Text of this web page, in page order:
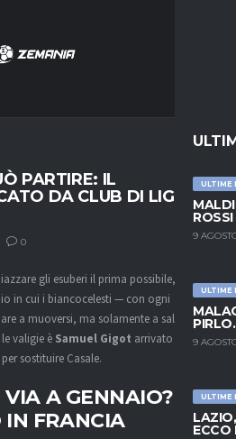
ULTIME
9
ULTIME
9
ULTIME
ECCO
PARTIRE: IL
DA CLUB DI LIGUE
0
gli esuberi il prima possibile, in
in cui i biancocelesti — con ogni
a muoversi, ma solamente a saldo
valigie è Samuel Gigot arrivato
sostituire Casale.
VIA A GENNAIO?
IN FRANCIA